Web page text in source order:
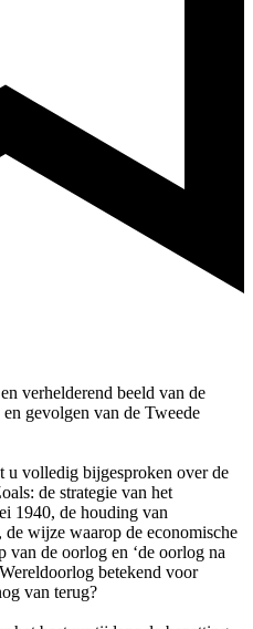
verhelderend beeld van de
gevolgen van de Tweede
u volledig bijgesproken over de
de strategie van het
1940, de houding van
de wijze waarop de economische
van de oorlog en ‘de oorlog na
betekend voor
van terug?